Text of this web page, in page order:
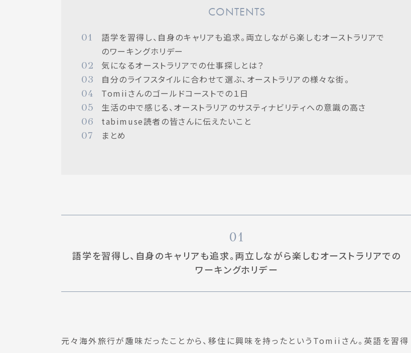
CONTENTS
01
語学を習得し、自身のキャリアも追求。両立しながら楽しむオーストラリアで
のワーキングホリデー
02 気になるオーストラリアでの仕事探しとは？
03 自分のライフスタイルに合わせて選ぶ、オーストラリアの様々な街。
04 Tomiiさんのゴールドコーストでの１日
05 生活の中で感じる、オーストラリアのサスティナビリティへの意識の高さ
06 tabimuse読者の皆さんに伝えたいこと
07 まとめ
01
語学を習得し、自身のキャリアも追求。両立しながら楽しむオーストラリアでの
ワーキングホリデー
元々海外旅行が趣味だったことから、移住に興味を持ったというTomiiさん。英語を習得